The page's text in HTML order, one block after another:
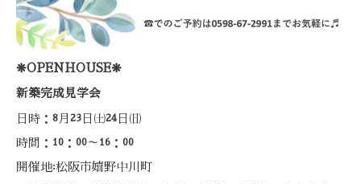
❋OPENHOUSE❋
新築完成見学会
日時： 8 月 23 日㈯24 日㈰
時間： 10 ： 00～ 16 ： 00
開催地:松阪市嬉野中川町